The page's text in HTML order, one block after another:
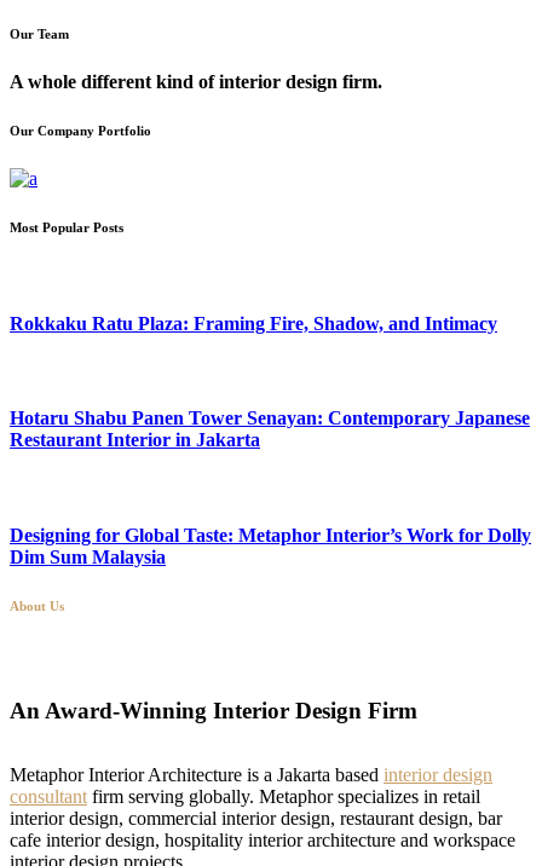
Our Team
A whole different kind of interior design firm.
Our Company Portfolio
Most Popular Posts
Rokkaku Ratu Plaza: Framing Fire, Shadow, and Intimacy
Hotaru Shabu Panen Tower Senayan: Contemporary Japanese
Restaurant Interior in Jakarta
Designing for Global Taste: Metaphor Interior’s Work for Dolly
Dim Sum Malaysia
About Us
An Award-Winning Interior Design Firm
Metaphor Interior Architecture is a Jakarta based interior design
consultant firm serving globally. Metaphor specializes in retail
interior design, commercial interior design, restaurant design, bar
cafe interior design, hospitality interior architecture and workspace
interior design projects.